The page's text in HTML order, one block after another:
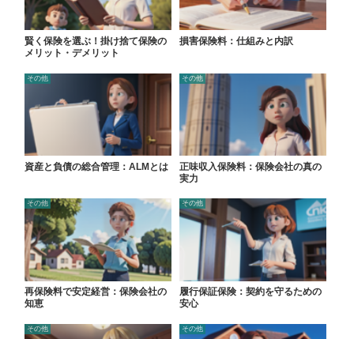
賢く保険を選ぶ！掛け捨て保険の
メリット・デメリット
損害保険料：仕組みと内訳
その他
資産と負債の総合管理：ALMとは
その他
正味収入保険料：保険会社の真の
実力
その他
再保険料で安定経営：保険会社の
知恵
その他
履行保証保険：契約を守るための
安心
その他 その他